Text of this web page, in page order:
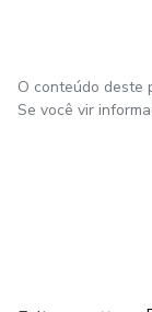
O conteúdo deste
Se você vir